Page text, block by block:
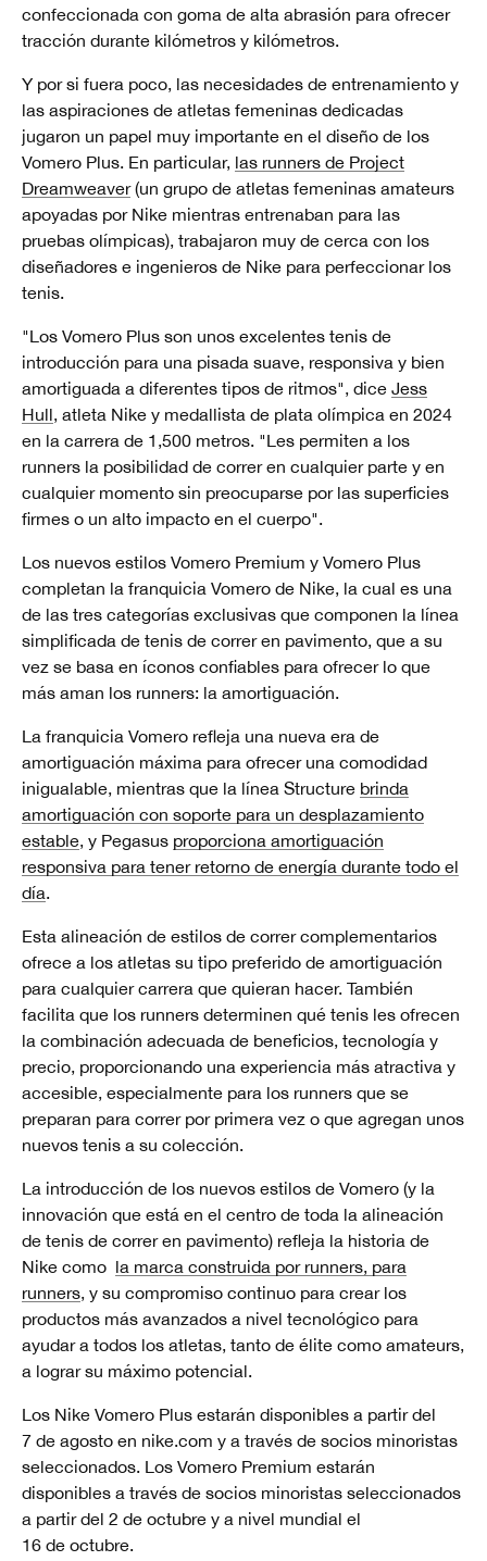
confeccionada con goma de alta abrasión para ofrecer
tracción durante kilómetros y kilómetros.
Y por si fuera poco, las necesidades de entrenamiento y
las aspiraciones de atletas femeninas dedicadas
jugaron un papel muy importante en el diseño de los
Vomero Plus. En particular, las runners de Project
Dreamweaver(un grupo de atletas femeninas amateurs
apoyadas por Nike mientras entrenaban para las
pruebas olímpicas), trabajaron muy de cerca con los
diseñadores e ingenieros de Nike para perfeccionar los
tenis.
"Los Vomero Plus son unos excelentes tenis de
introducción para una pisada suave, responsiva y bien
amortiguada a diferentes tipos de ritmos", dice Jess
Hull, atleta Nike y medallista de plata olímpica en 2024
en la carrera de 1,500 metros. "Les permiten a los
runners la posibilidad de correr en cualquier parte y en
cualquier momento sin preocuparse por las superficies
firmes o un alto impacto en el cuerpo".
Los nuevos estilos Vomero Premium y Vomero Plus
completan la franquicia Vomero de Nike, la cual es una
de las tres categorías exclusivas que componen la línea
simplificada de tenis de correr en pavimento, que a su
vez se basa en íconos confiables para ofrecer lo que
más aman los runners: la amortiguación.
La franquicia Vomero refleja una nueva era de
amortiguación máxima para ofrecer una comodidad
inigualable, mientras que la línea Structure brinda
amortiguación con soporte para un desplazamiento
estable, y Pegasus proporciona amortiguación
responsiva para tener retorno de energía durante todo el
día.
Esta alineación de estilos de correr complementarios
ofrece a los atletas su tipo preferido de amortiguación
para cualquier carrera que quieran hacer. También
facilita que los runners determinen qué tenis les ofrecen
la combinación adecuada de beneficios, tecnología y
precio, proporcionando una experiencia más atractiva y
accesible, especialmente para los runners que se
preparan para correr por primera vez o que agregan unos
nuevos tenis a su colección.
La introducción de los nuevos estilos de Vomero (y la
innovación que está en el centro de toda la alineación
de tenis de correr en pavimento) refleja la historia de
Nike como la marca construida por runners, para
runners, y su compromiso continuo para crear los
productos más avanzados a nivel tecnológico para
ayudar a todos los atletas, tanto de élite como amateurs,
a lograr su máximo potencial.
Los Nike Vomero Plus estarán disponibles a partir del
7 de agosto en nike.com y a través de socios minoristas
seleccionados. Los Vomero Premium estarán
disponibles a través de socios minoristas seleccionados
a partir del 2 de octubre y a nivel mundial el
16 de octubre.